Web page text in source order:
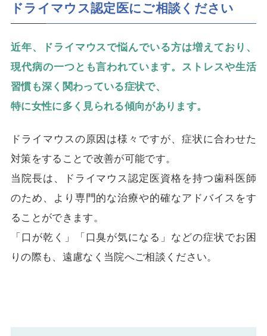
ドライマウス認定医にご相談ください
近年、ドライマウスで悩んでいる方は増えており、
現代病の一つとも言われています。ストレスや生活
習慣も深く関わっている症状で、
特に女性に多く見られる傾向があります。
ドライマウスの原因は様々ですが、症状に合わせた
対策をすることで改善が可能です。
当院長は、ドライマウス認定医資格を持つ歯科医師
のため、より専門的な治療や的確なアドバイスをす
ることができます。
「口が乾く」「口臭が気になる」などの症状でお困
りの際も、遠慮なく当院へご相談ください。